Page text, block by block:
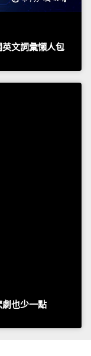
英文詞彙懶人包
也少一點